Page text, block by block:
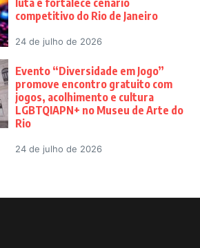
luta e fortalece cenário
competitivo do Rio de Janeiro
24 de julho de 2026
Evento “Diversidade em Jogo”
promove encontro gratuito com
jogos, acolhimento e cultura
LGBTQIAPN+ no Museu de Arte do
Rio
24 de julho de 2026